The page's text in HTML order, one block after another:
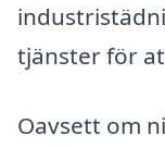
tjänster för
Oavsett om